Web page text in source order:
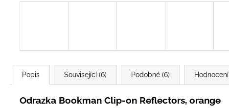
Popis Související (6) Podobné (6) Hodnocení
Odrazka Bookman Clip-on Reflectors, orange